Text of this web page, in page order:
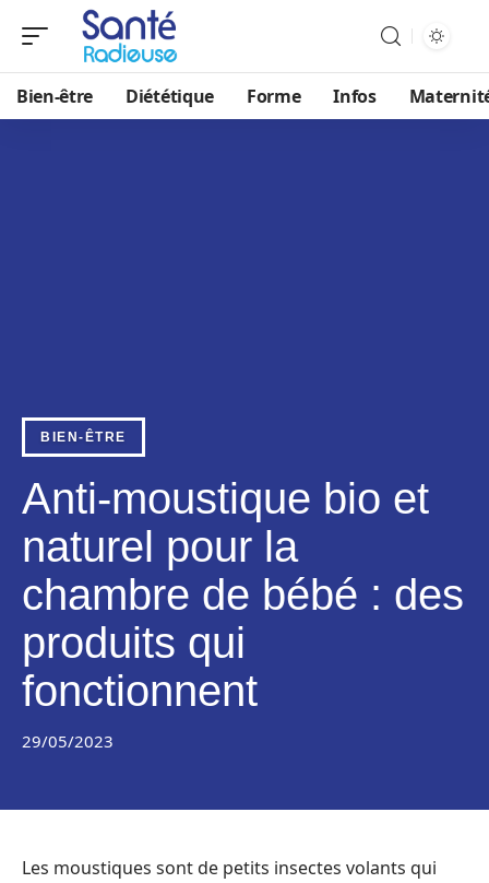
Bien-être Diététique Forme Infos
BIEN-ÊTRE
Anti-moustique bio et
naturel pour la
chambre de bébé : des
produits qui
fonctionnent
29/05/2023
Les moustiques sont de petits insectes volants qui